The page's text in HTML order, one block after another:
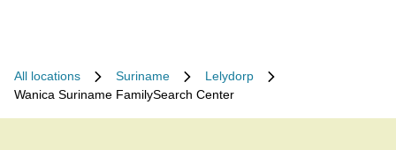
All locations Suriname
Lelydorp
Wanica Suriname FamilySearch Center